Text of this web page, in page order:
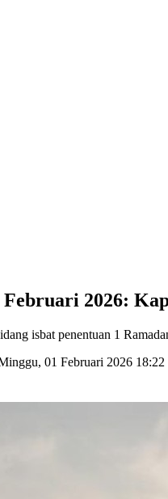
2026:
isbat penentuan 1
01 Februari 2026